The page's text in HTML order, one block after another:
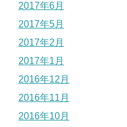
2017年6月
2017年5月
2017年2月
2017年1月
2016年12月
2016年11月
2016年10月